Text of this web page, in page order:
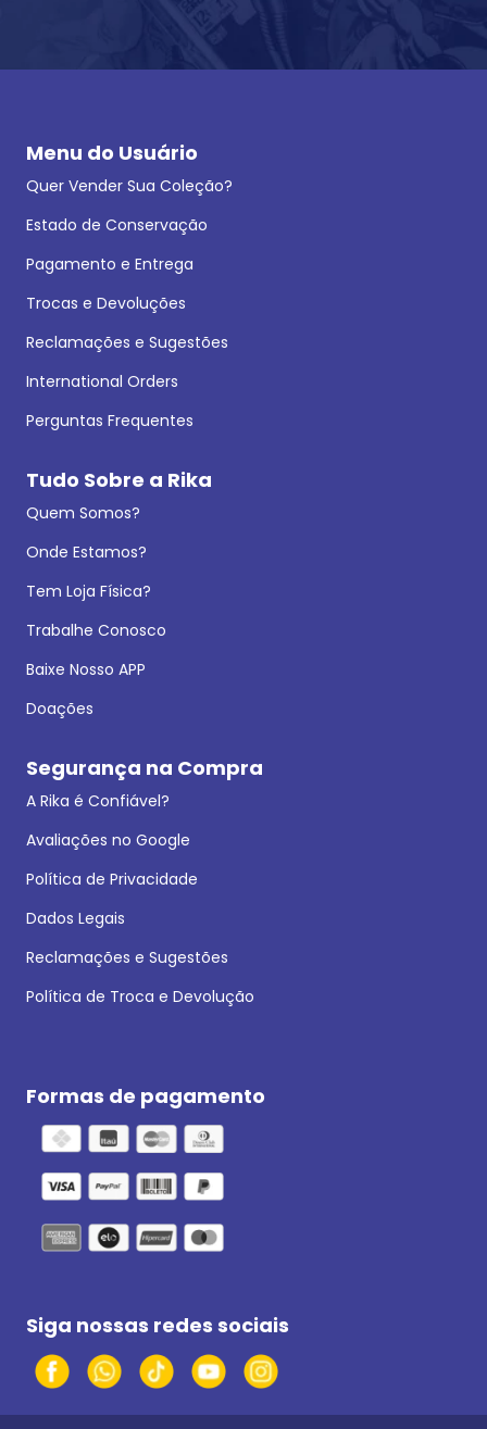
Menu do Usuário
Quer Vender Sua Coleção?
Estado de Conservação
Pagamento e Entrega
Trocas e Devoluções
Reclamações e Sugestões
International Orders
Perguntas Frequentes
Tudo Sobre a Rika
Quem Somos?
Onde Estamos?
Tem Loja Física?
Trabalhe Conosco
Baixe Nosso APP
Doações
Segurança na Compra
A Rika é Confiável?
Avaliações no Google
Política de Privacidade
Dados Legais
Reclamações e Sugestões
Política de Troca e Devolução
Formas de pagamento
Siga nossas redes sociais